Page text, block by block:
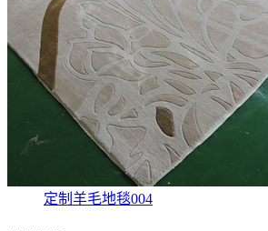
定制羊毛地毯004